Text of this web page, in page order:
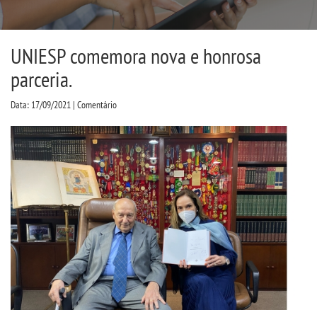
INFRAESTRUTURA
BIBLIOTECA
CPA
PROUNI
CURSOS
BACHARELADOS
UNIESP comemora nova e honrosa
parceria.
Data: 17/09/2021 | Comentário